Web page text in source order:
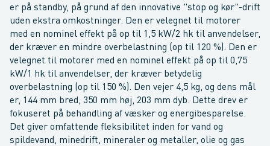
er på standby, på grund af den innovative "stop og kør"-drift
uden ekstra omkostninger. Den er velegnet til motorer
med en nominel effekt på op til 1,5 kW/2 hk til anvendelser,
der kræver en mindre overbelastning (op til 120 %). Den er
velegnet til motorer med en nominel effekt på op til 0,75
kW/1 hk til anvendelser, der kræver betydelig
overbelastning (op til 150 %). Den vejer 4,5 kg, og dens mål
er, 144 mm bred, 350 mm høj, 203 mm dyb. Dette drev er
fokuseret på behandling af væsker og energibesparelse.
Det giver omfattende fleksibilitet inden for vand og
spildevand, minedrift, mineraler og metaller, olie og gas